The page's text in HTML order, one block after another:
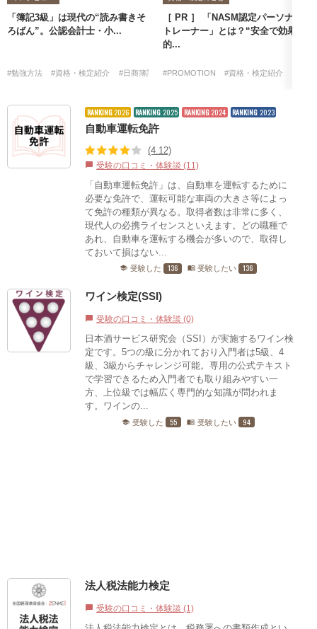
「簿記3級」は現代の“読み書きそ
ろばん”。公認会計士・小...
#勉強方法 #資格・検定紹介 #日商簿記検定
［ PR ］ 「NASM認定パーソナル
トレーナー」とは？“安全で効果
的...
#PROMOTION #資格・検定紹介
RANKING 2026 RANKING 2025 RANKING 2024 RANKING 2023
自動車運転免許
(4.12)
chat_bubble 受験の口コミ・体験談 (11)
「自動車運転免許」は、自動車を運転するために
必要な免許で、運転可能な車両の大きさ等によっ
て免許の種類が異なる。取得者数は非常に多く、
現代人の必携ライセンスといえます。どの職種で
あれ、自動車を運転する機会が多いので、取得し
ておいて損はない...
school 受験した 136 menu_book 受験したい 136
ワイン検定(SSI)
chat_bubble 受験の口コミ・体験談 (0)
日本酒サービス研究会（SSI）が実施するワイン検
定です。5つの級に分かれており入門者は5級、4
級、3級からチャレンジ可能。専用の公式テキスト
で学習できるため入門者でも取り組みやすい一
方、上位級では幅広く専門的な知識が問われま
す。ワインの...
school 受験した 55 menu_book 受験したい 94
法人税法能力検定
chat_bubble 受験の口コミ・体験談 (1)